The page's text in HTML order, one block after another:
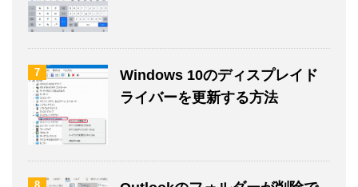
7
Windows 10のディスプレイド
ライバーを更新する方法